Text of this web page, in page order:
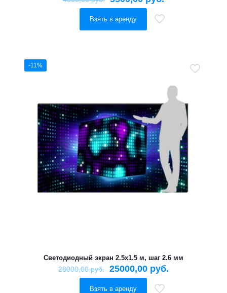
Взять в аренду
-11%
Светодиодный экран 2.5х1.5 м, шаг 2.6 мм
28000,00руб. 25000,00 руб.
Взять в аренду